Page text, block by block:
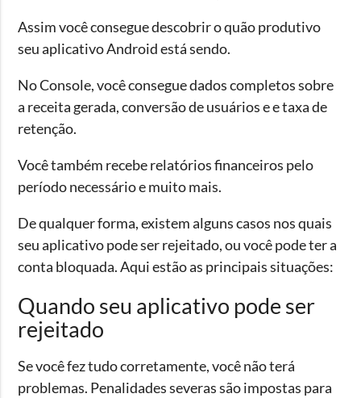
Assim você consegue descobrir o quão produtivo
seu aplicativo Android está sendo.
No Console, você consegue dados completos sobre
a receita gerada, conversão de usuários e e taxa de
retenção.
Você também recebe relatórios financeiros pelo
período necessário e muito mais.
De qualquer forma, existem alguns casos nos quais
seu aplicativo pode ser rejeitado, ou você pode ter a
conta bloquada. Aqui estão as principais situações:
Quando seu aplicativo pode ser
rejeitado
Se você fez tudo corretamente, você não terá
problemas. Penalidades severas são impostas para